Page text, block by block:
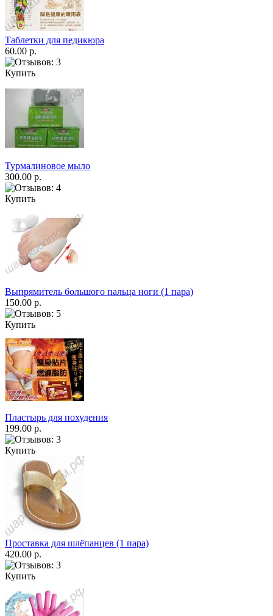
Таблетки для педикюра
60.00 р.
Купить
Турмалиновое мыло
300.00 р.
Купить
Выпрямитель большого пальца ноги (1 пара)
150.00 р.
Купить
Пластырь для похудения
199.00 р.
Купить
Проставка для шлёпанцев (1 пара)
420.00 р.
Купить